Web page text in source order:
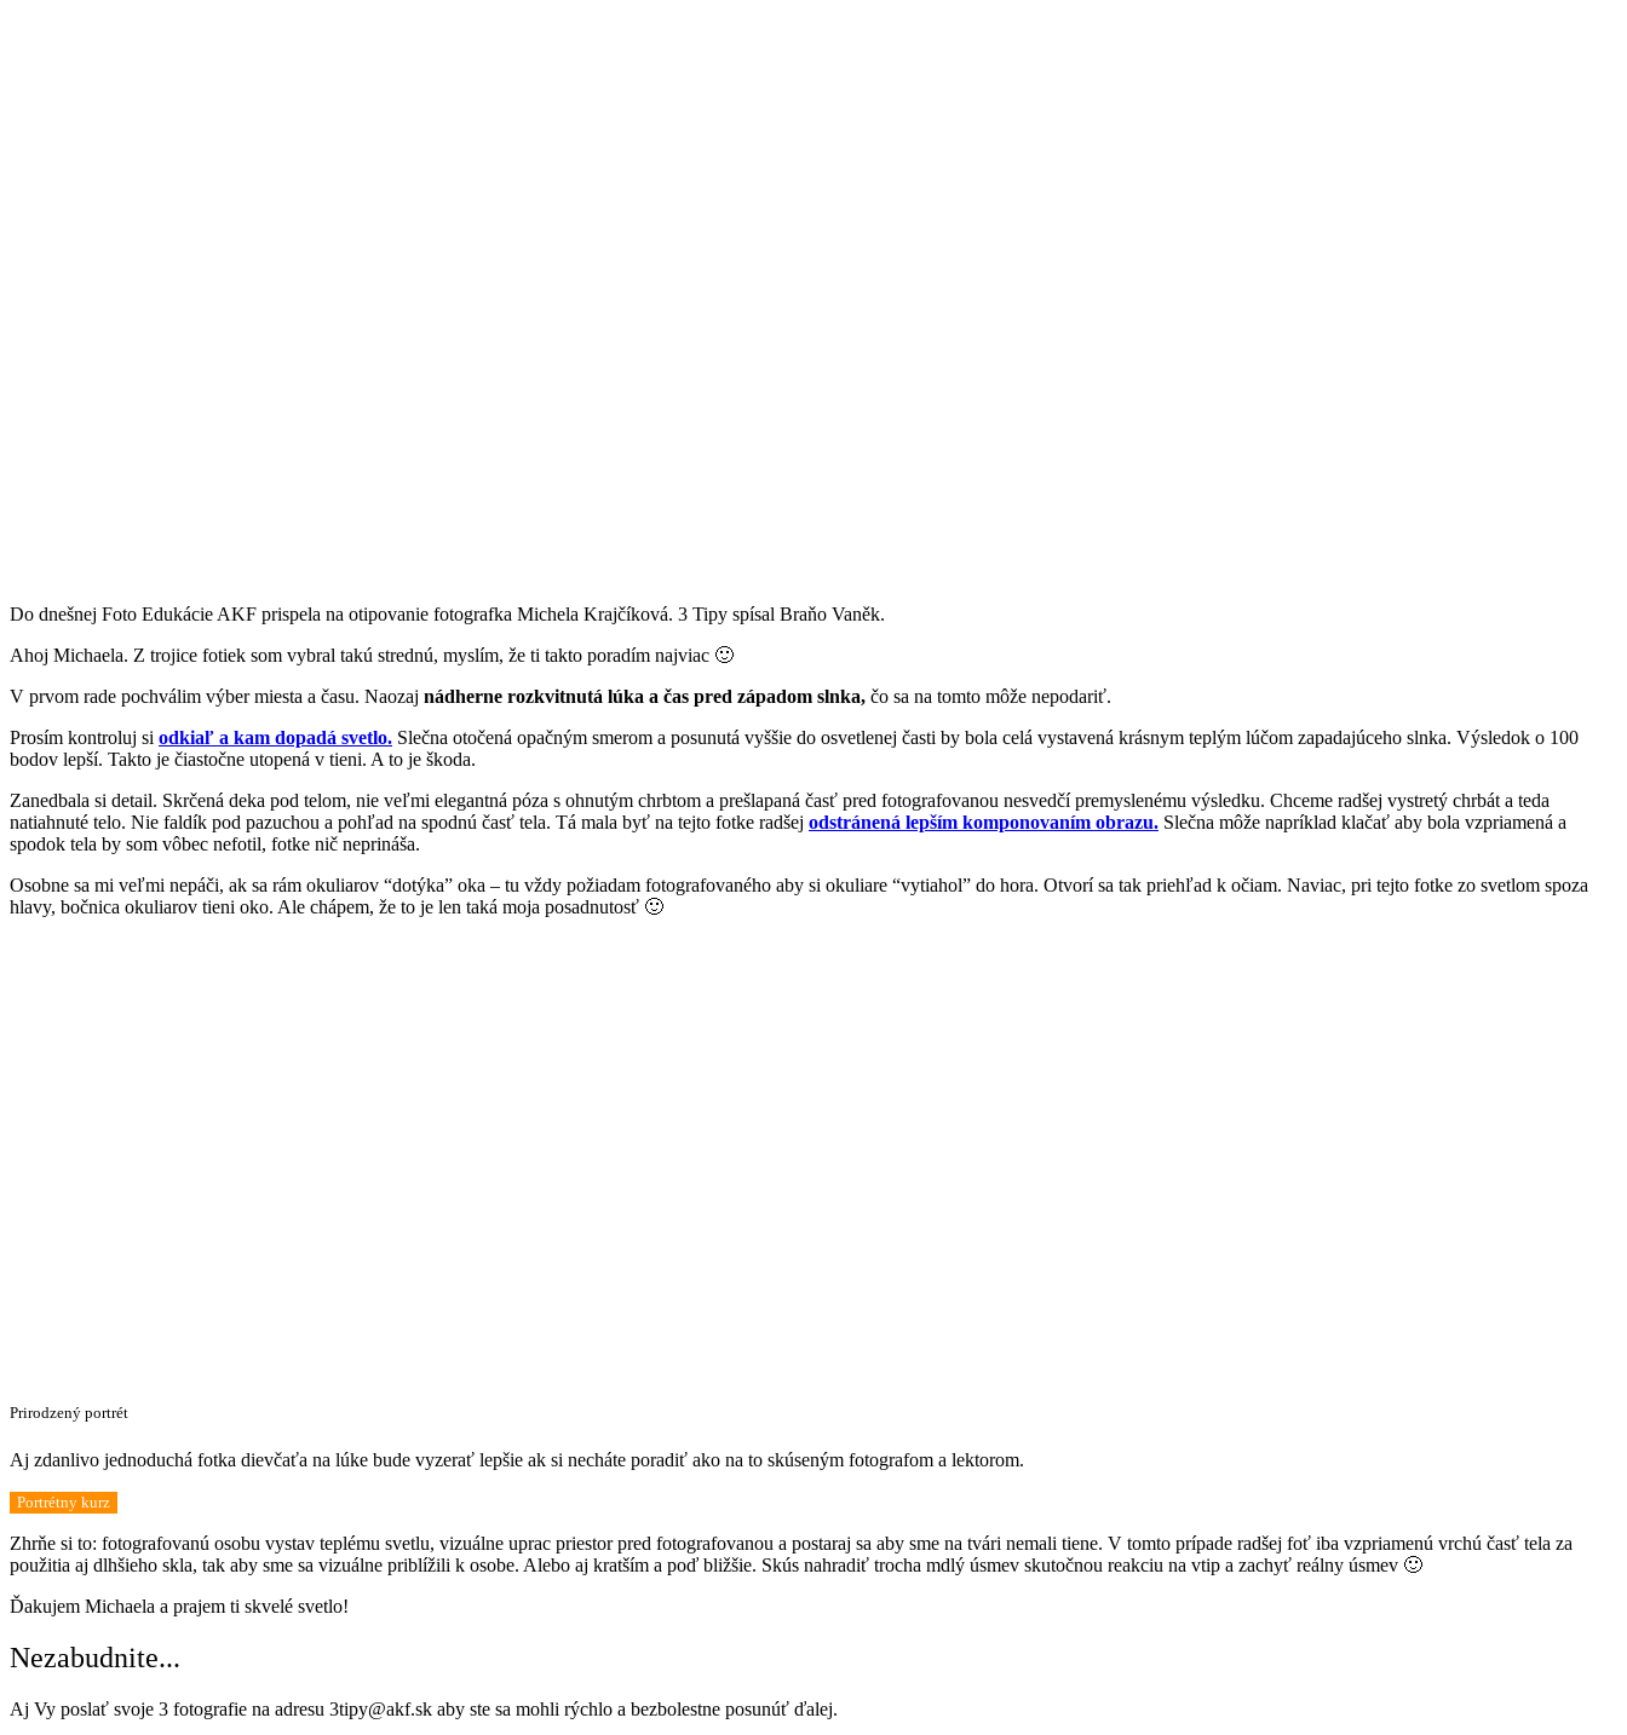
Do dnešnej Foto Edukácie AKF prispela na otipovanie fotografka Michela Krajčíková. 3 Tipy spísal Braňo Vaněk.
Ahoj Michaela. Z trojice fotiek som vybral takú strednú, myslím, že ti takto poradím najviac 🙂
V prvom rade pochválim výber miesta a času. Naozaj nádherne rozkvitnutá lúka a čas pred západom slnka, čo sa na tomto môže nepodariť.
Prosím kontroluj si odkiaľ a kam dopadá svetlo. Slečna otočená opačným smerom a posunutá vyššie do osvetlenej časti by bola celá vystavená krásnym teplým lúčom zapadajúceho slnka. Výsledok o 100
bodov lepší. Takto je čiastočne utopená v tieni. A to je škoda.
Zanedbala si detail. Skrčená deka pod telom, nie veľmi elegantná póza s ohnutým chrbtom a prešlapaná časť pred fotografovanou nesvedčí premyslenému výsledku. Chceme radšej vystretý chrbát a teda
natiahnuté telo. Nie faldík pod pazuchou a pohľad na spodnú časť tela. Tá mala byť na tejto fotke radšej odstránená lepším komponovaním obrazu. Slečna môže napríklad klačať aby bola vzpriamená a
spodok tela by som vôbec nefotil, fotke nič neprináša.
Osobne sa mi veľmi nepáči, ak sa rám okuliarov “dotýka” oka – tu vždy požiadam fotografovaného aby si okuliare “vytiahol” do hora. Otvorí sa tak priehľad k očiam. Naviac, pri tejto fotke zo svetlom spoza
hlavy, bočnica okuliarov tieni oko. Ale chápem, že to je len taká moja posadnutosť 🙂
Prirodzený portrét
Aj zdanlivo jednoduchá fotka dievčaťa na lúke bude vyzerať lepšie ak si necháte poradiť ako na to skúseným fotografom a lektorom.
Portrétny kurz
Zhrňe si to: fotografovanú osobu vystav teplému svetlu, vizuálne uprac priestor pred fotografovanou a postaraj sa aby sme na tvári nemali tiene. V tomto prípade radšej foť iba vzpriamenú vrchú časť tela za
použitia aj dlhšieho skla, tak aby sme sa vizuálne priblížili k osobe. Alebo aj kratším a poď bližšie. Skús nahradiť trocha mdlý úsmev skutočnou reakciu na vtip a zachyť reálny úsmev 🙂
Ďakujem Michaela a prajem ti skvelé svetlo!
Nezabudnite...
Aj Vy poslať svoje 3 fotografie na adresu 3tipy@akf.sk aby ste sa mohli rýchlo a bezbolestne posunúť ďalej.